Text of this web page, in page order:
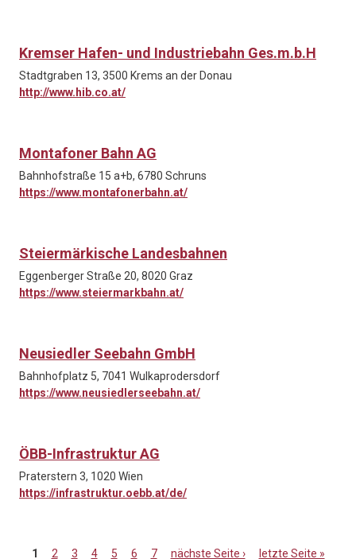
Kremser Hafen- und Industriebahn Ges.m.b.H
Stadtgraben 13, 3500 Krems an der Donau
http://www.hib.co.at/
Montafoner Bahn AG
Bahnhofstraße 15 a+b, 6780 Schruns
https://www.montafonerbahn.at/
Steiermärkische Landesbahnen
Eggenberger Straße 20, 8020 Graz
https://www.steiermarkbahn.at/
Neusiedler Seebahn GmbH
Bahnhofplatz 5, 7041 Wulkaprodersdorf
https://www.neusiedlerseebahn.at/
ÖBB-Infrastruktur AG
Praterstern 3, 1020 Wien
https://infrastruktur.oebb.at/de/
1 2 3 4 5 6 7 nächste Seite › letzte Seite »